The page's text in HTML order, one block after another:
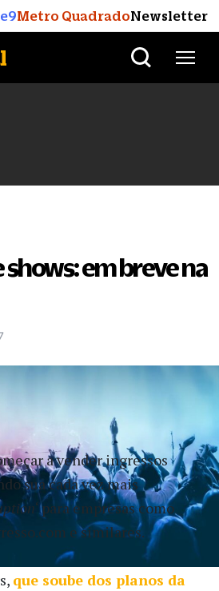
Metro QuadradoNewsletter
em breve na
a vender ingressos
sua cada vez mais
‘ para empresas como
e similares.
que soube dos planos da